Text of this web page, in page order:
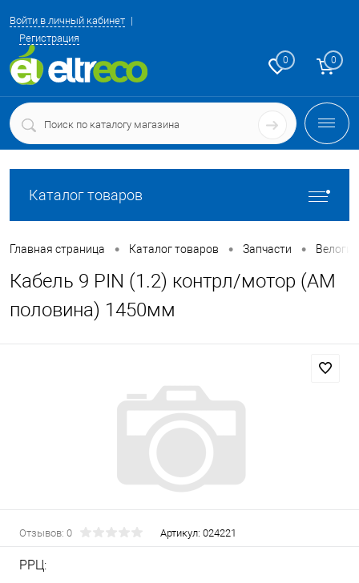
Войти в личный кабинет
Регистрация
0 0
Каталог товаров
Главная страница • Каталог товаров • Запчасти •
Кабель 9 PIN (1.2) контрл/мотор (AM
половина) 1450мм
Отзывов: 0 Артикул: 024221
РРЦ: